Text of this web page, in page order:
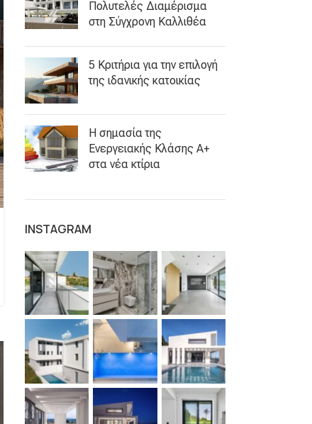
Πολυτελές Διαμέρισμα
στη Σύγχρονη Καλλιθέα
5 Κριτήρια για την επιλογή
της ιδανικής κατοικίας
Η σημασία της
Ενεργειακής Κλάσης Α+
στα νέα κτίρια
INSTAGRAM